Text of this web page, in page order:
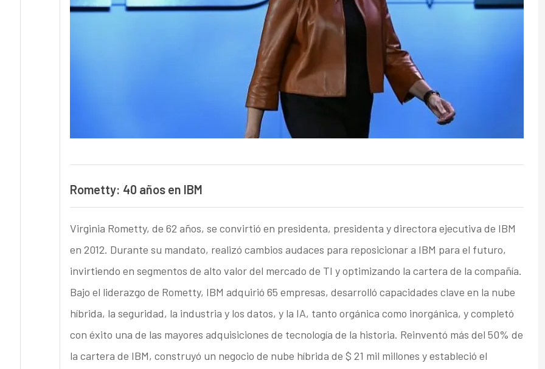
Rometty: 40 años en IBM
Virginia Rometty, de 62 años, se convirtió en presidenta, presidenta y directora ejecutiva de IBM
en 2012. Durante su mandato, realizó cambios audaces para reposicionar a IBM para el futuro,
invirtiendo en segmentos de alto valor del mercado de TI y optimizando la cartera de la compañía.
Bajo el liderazgo de Rometty, IBM adquirió 65 empresas, desarrolló capacidades clave en la nube
híbrida, la seguridad, la industria y los datos, y la IA, tanto orgánica como inorgánica, y completó
con éxito una de las mayores adquisiciones de tecnología de la historia. Reinventó más del 50% de
la cartera de IBM, construyó un negocio de nube híbrida de $ 21 mil millones y estableció el